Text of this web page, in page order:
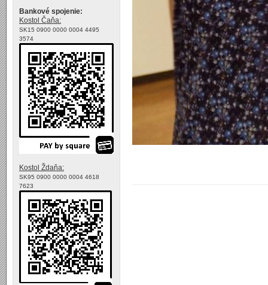
Bankové spojenie:
Kostol Čaňa:
SK15 0900 0000 0004 4495
3574
Kostol Ždaňa:
SK95 0900 0000 0004 4618
7623